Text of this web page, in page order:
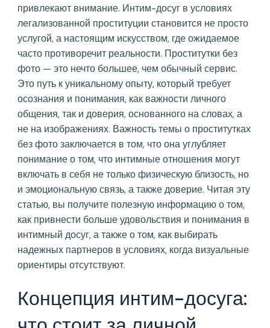
тайны
интим-
досуга
без
визуальных
составляющих
привлекают внимание. Интим-досуг в условиях
легализованной проституции становится не просто
услугой, а настоящим искусством, где ожидаемое
часто противоречит реальности. Проститутки без
фото — это нечто большее, чем обычный сервис.
Это путь к уникальному опыту, который требует
осознания и понимания, как важности личного
общения, так и доверия, основанного на словах, а
не на изображениях. Важность темы о проститутках
без фото заключается в том, что она углубляет
понимание о том, что интимные отношения могут
включать в себя не только физическую близость, но
и эмоциональную связь, а также доверие. Читая эту
статью, вы получите полезную информацию о том,
как привнести больше удовольствия и понимания в
интимный досуг, а также о том, как выбирать
надежных партнеров в условиях, когда визуальные
ориентиры отсутствуют.
Концепция интим-досуга: